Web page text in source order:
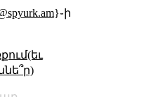
}֊ի